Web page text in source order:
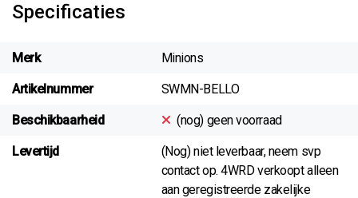
Specificaties
Merk Minions
Artikelnummer SWMN-BELLO
Beschikbaarheid (nog) geen voorraad
Levertijd
(Nog) niet leverbaar, neem svp
contact op. 4WRD verkoopt alleen
aan geregistreerde zakelijke